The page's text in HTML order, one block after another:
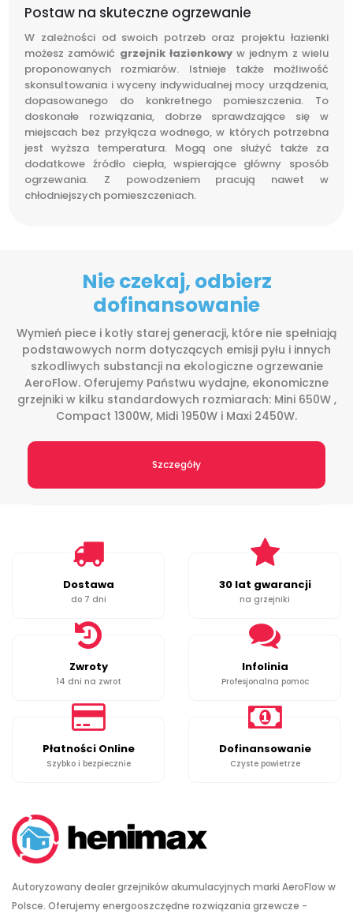
Postaw na skuteczne ogrzewanie
W zależności od swoich potrzeb oraz projektu łazienki
możesz zamówić grzejnik łazienkowyw jednym z wielu
proponowanych rozmiarów. Istnieje także możliwość
skonsultowania i wyceny indywidualnej mocy urządzenia,
dopasowanego do konkretnego pomieszczenia. To
doskonałe rozwiązania, dobrze sprawdzające się w
miejscach bez przyłącza wodnego, w których potrzebna
jest wyższa temperatura. Mogą one służyć także za
dodatkowe źródło ciepła, wspierające główny sposób
ogrzewania. Z powodzeniem pracują nawet w
chłodniejszych pomieszczeniach.
Nie czekaj, odbierz
dofinansowanie
Wymień piece i kotły starej generacji, które nie spełniają
podstawowych norm dotyczących emisji pyłu i innych
szkodliwych substancji na ekologiczne ogrzewanie
AeroFlow. Oferujemy Państwu wydajne, ekonomiczne
grzejniki w kilku standardowych rozmiarach: Mini 650W ,
Compact 1300W, Midi 1950W i Maxi 2450W.
Szczegóły
Dostawa
do 7 dni
30 lat gwarancji
na grzejniki
Zwroty
14 dni na zwrot
Infolinia
Profesjonalna pomoc
Płatności Online
Szybko i bezpiecznie
Dofinansowanie
Czyste powietrze
Autoryzowany dealer grzejników akumulacyjnych marki AeroFlow w
Polsce. Oferujemy energooszczędne rozwiązania grzewcze -